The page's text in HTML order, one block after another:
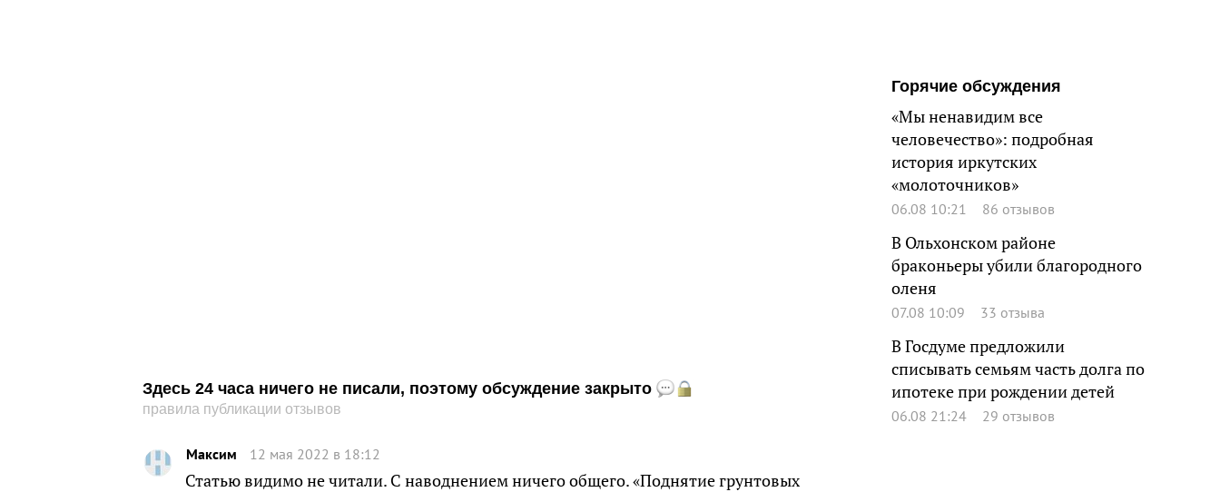
Здесь 24 часа ничего не писали, поэтому обсуждение закрыто
правила публикации отзывов
Maксим 12 мая 2022 в 18:12
Статью видимо не читали. С наводнением ничего общего. «Поднятие грунтовых
Горячие обсуждения
«Мы ненавидим все
человечество»: подробная
история иркутских
«молоточников»
06.08 10:21 86 отзывов
В Ольхонском районе
браконьеры убили благородного
оленя
07.08 10:09 33 отзыва
В Госдуме предложили
списывать семьям часть долга по
ипотеке при рождении детей
06.08 21:24 29 отзывов